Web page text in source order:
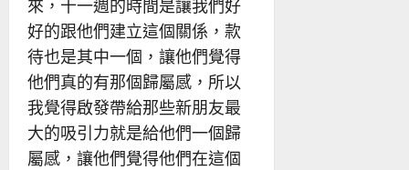
來，十一週的時間是讓我們好
好的跟他們建立這個關係，款
待也是其中一個，讓他們覺得
他們真的有那個歸屬感，所以
我覺得啟發帶給那些新朋友最
大的吸引力就是給他們一個歸
屬感，讓他們覺得他們在這個